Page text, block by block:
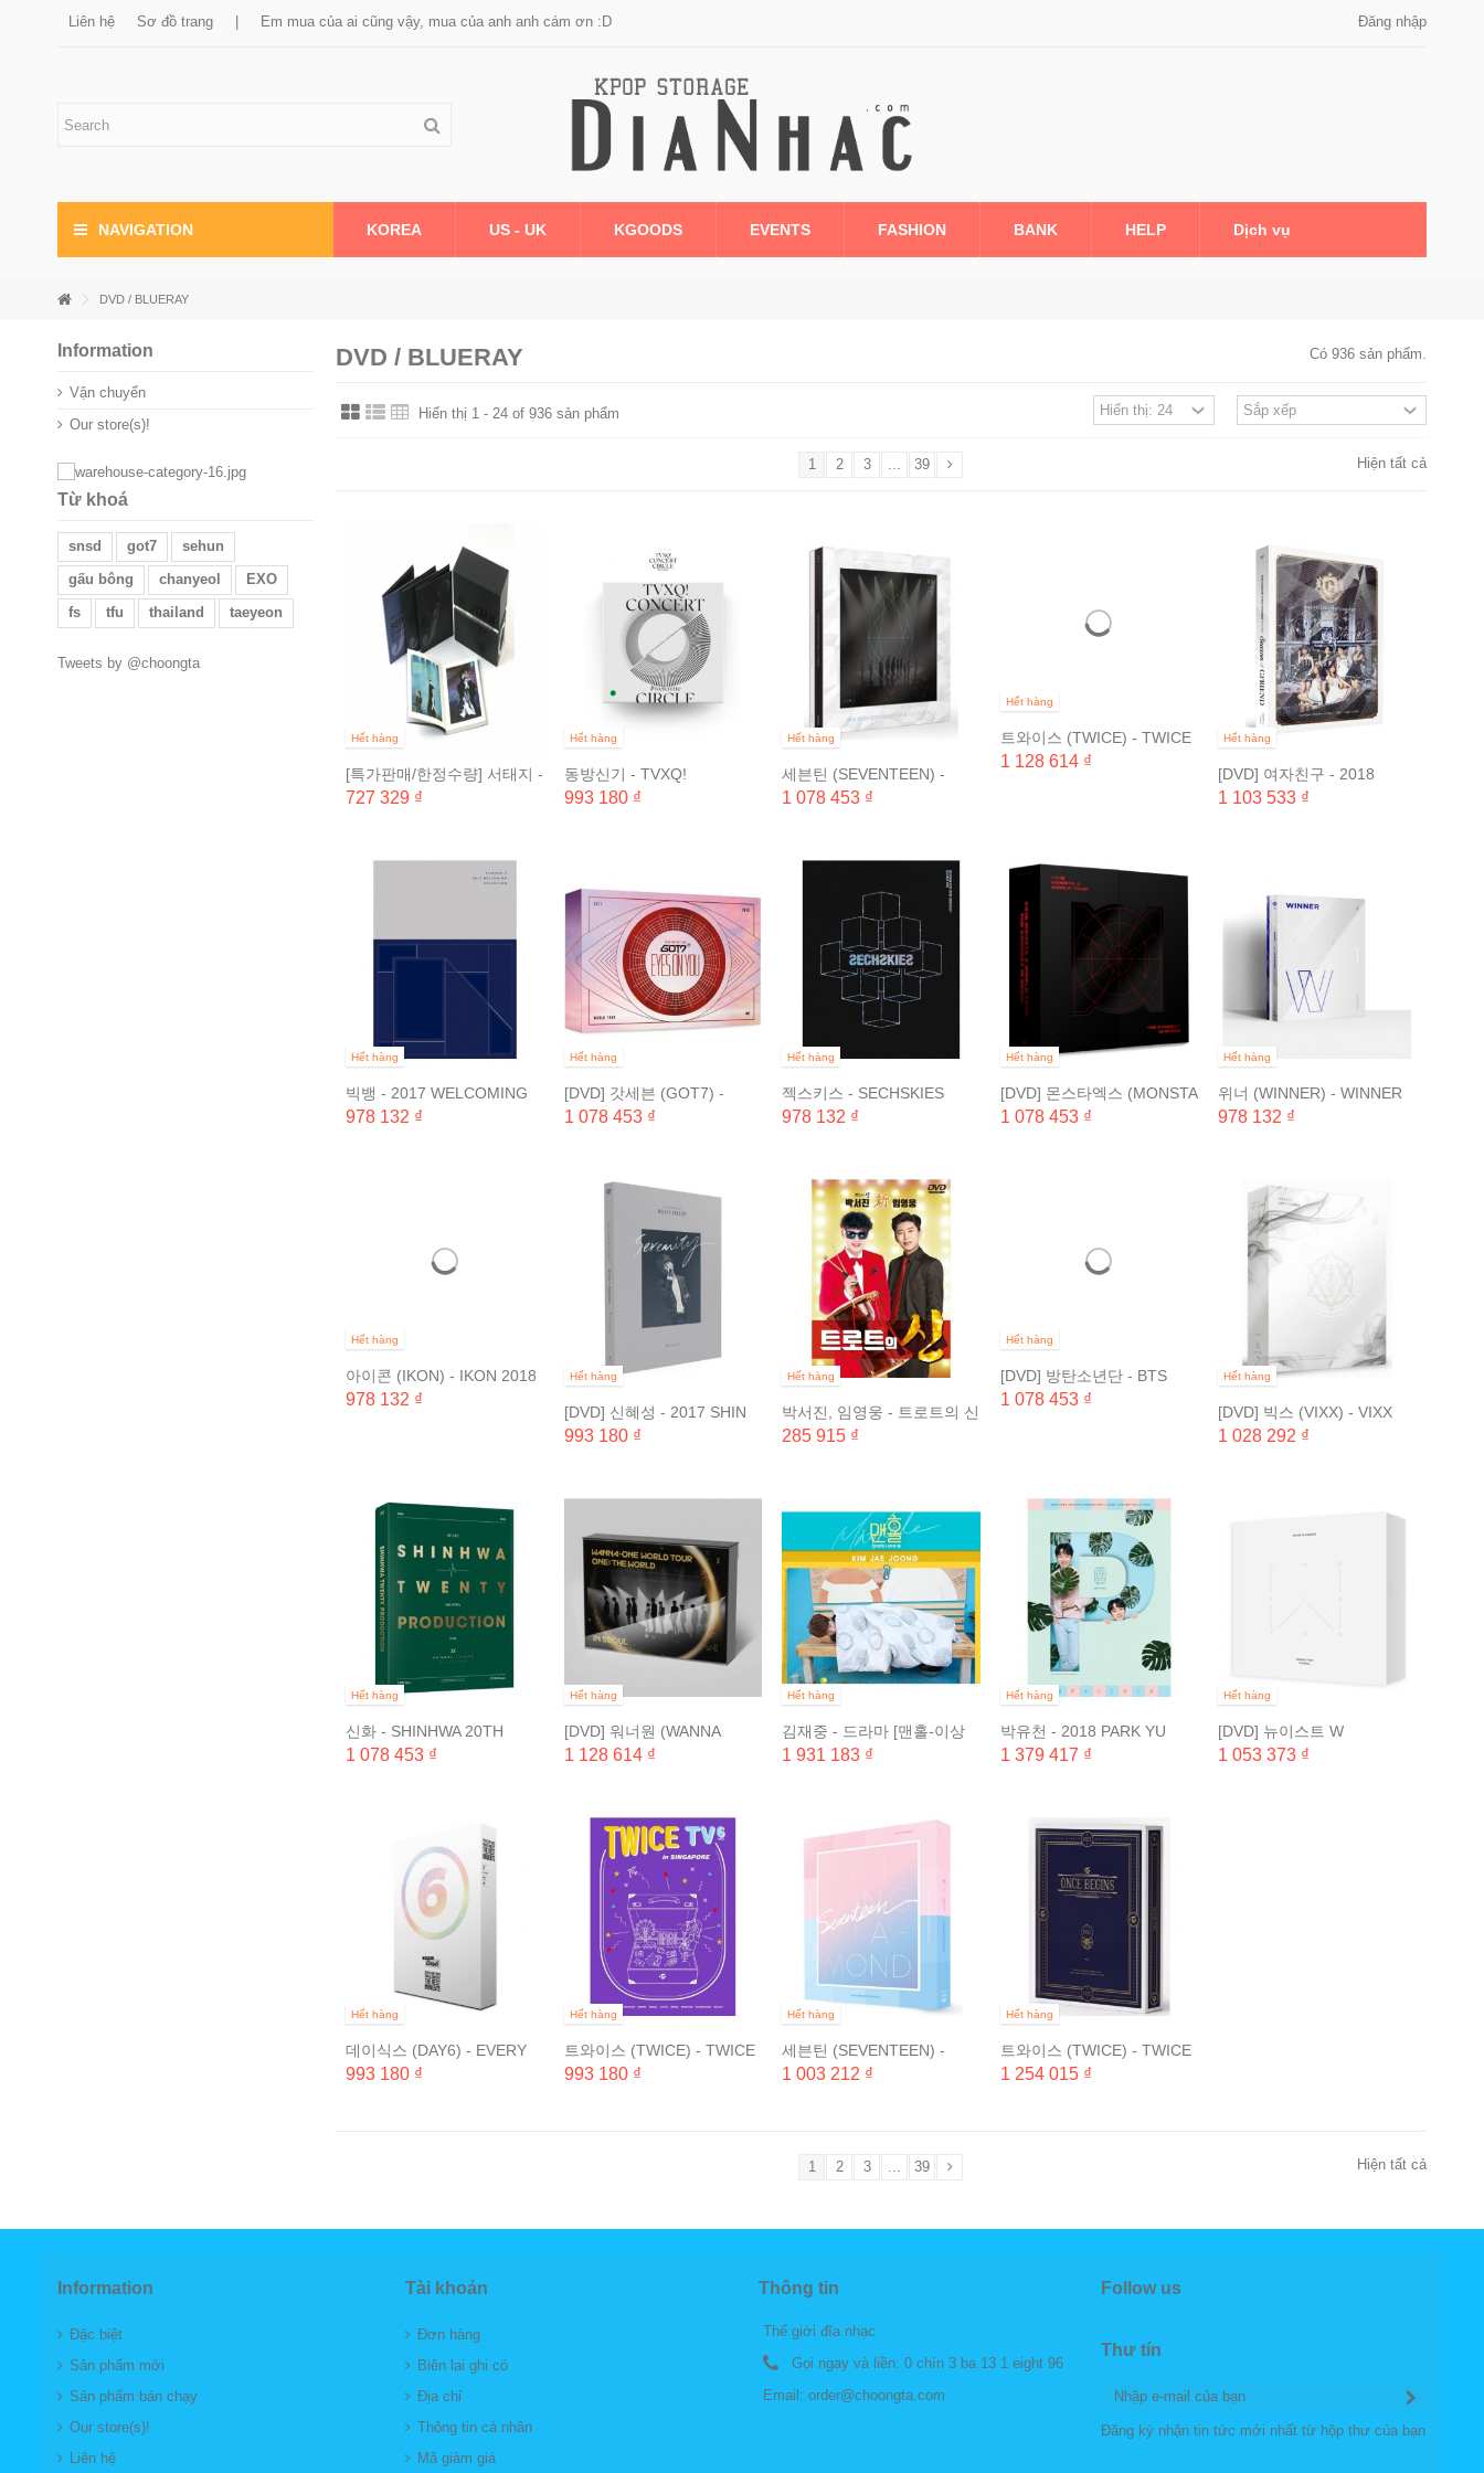
Liên hệ Sơ đồ trang Em mua của ai cũng vậy, mua của anh anh cám ơn :D Đăng nhập
NAVIGATION KOREA US - UK KGOODS EVENTS FASHION BANK HELP Dịch vụ
DVD / BLUERAY
Information
Vận chuyển
Our store(s)!
Từ khoá
snsd got7
sehun
gấu bông
chanyeol
EXO
fs
tfu thailand taeyeon
Tweets by @choongta
DVD / BLUERAY Có 936 sản phẩm.
Hiển thị 1 - 24 of 936 sản phẩm
Hiện tất cả
1 2 3 ... 39
Hết hàng
[특가판매/한정수량] 서태지 -
더 그레이트 2008 서태지 심
727 329 ₫
Hết hàng
동방신기 - TVXQ!
CONCERT -CIRCLE-
993 180 ₫
Hết hàng
세븐틴 (SEVENTEEN) -
2018 SEVENTEEN
1 078 453 ₫
Hết hàng
트와이스 (TWICE) - TWICE
TV 2018 DVD (4 DISC) &
1 128 614 ₫
Hết hàng
[DVD] 여자친구 - 2018
GFRIEND FIRST
1 103 533 ₫
Hết hàng
빅뱅 - 2017 WELCOMING
COLLECTION (1 DISC) 재
978 132 ₫
Hết hàng
[DVD] 갓세븐 (GOT7) -
GOT7 2018 WORLD
1 078 453 ₫
Hết hàng
젝스키스 - SECHSKIES
2018 CONCERT [지금ㆍ여
978 132 ₫
Hết hàng
[DVD] 몬스타엑스 (MONSTA
X) - 2018 몬스타엑스...
1 078 453 ₫
Hết hàng
위너 (WINNER) - WINNER
2018 EVERYWHERE TOUR
978 132 ₫
Hết hàng
아이콘 (IKON) - IKON 2018
[CONTINUE] TOUR IN
978 132 ₫
Hết hàng
[DVD] 신혜성 - 2017 SHIN
HYE SUNG WEEKLY...
993 180 ₫
Hết hàng
박서진, 임영웅 - 트로트의 신
(1 DISC) & PARK SEO JIN,
285 915 ₫
Hết hàng
[DVD] 방탄소년단 - BTS
4TH MUSTER [HAPPY...
1 078 453 ₫
Hết hàng
[DVD] 빅스 (VIXX) - VIXX
LIVE LOST...
1 028 292 ₫
Hết hàng
신화 - SHINHWA 20TH
ANNIVERSARY
1 078 453 ₫
Hết hàng
[DVD] 워너원 (WANNA
ONE) - 월드투어 원: 더 월드
1 128 614 ₫
Hết hàng
김재중 - 드라마 [맨홀-이상
한 나라의 필] 메이킹 DVD (8
1 931 183 ₫
Hết hàng
박유천 - 2018 PARK YU
CHUN FANMEETING &
1 379 417 ₫
Hết hàng
[DVD] 뉴이스트 W
(NU&#039;EST W) -...
1 053 373 ₫
Hết hàng
데이식스 (DAY6) - EVERY
DAY6 FINALE CONCERT
993 180 ₫
Hết hàng
트와이스 (TWICE) - TWICE
TV6 : TWICE IN
993 180 ₫
Hết hàng
세븐틴 (SEVENTEEN) -
2016 LIKE SEVENTEEN -
1 003 212 ₫
Hết hàng
트와이스 (TWICE) - TWICE
FANMEETING [ONCE
1 254 015 ₫
Hiện tất cả
1 2 3 ... 39
Information
Đặc biệt
Sản phẩm mới
Sản phẩm bán chạy
Our store(s)!
Liên hệ
Tài khoản
Đơn hàng
Biên lai ghi có
Địa chỉ
Thông tin cá nhân
Mã giảm giá
Thông tin
Thế giới đĩa nhạc
Gọi ngay và liền: 0 chín 3 ba 13 1 eight 96
Email: order@choongta.com
Follow us
Thư tín
Đăng ký nhận tin tức mới nhất từ hộp thư của bạn